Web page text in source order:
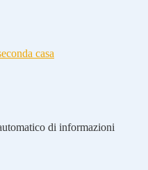
casa
di informazioni